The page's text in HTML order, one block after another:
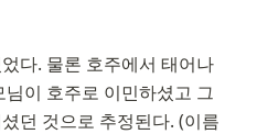
다. 물론 호주에서 태어나
이 호주로 이민하셨고 그
던 것으로 추정된다. (이름